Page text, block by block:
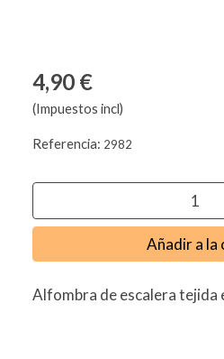
4,90 €
(Impuestos incl)
Referencia: 2982
Añadir a la
Alfombra de escalera tejida